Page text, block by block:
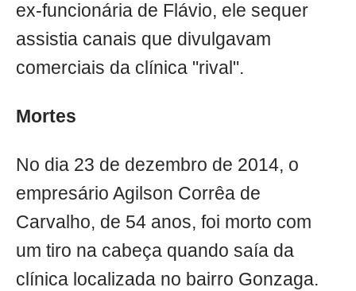
ex-funcionária de Flávio, ele sequer
assistia canais que divulgavam
comerciais da clínica "rival".
Mortes
No dia 23 de dezembro de 2014, o
empresário Agilson Corrêa de
Carvalho, de 54 anos, foi morto com
um tiro na cabeça quando saía da
clínica localizada no bairro Gonzaga.